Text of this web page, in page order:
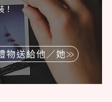
！
物送給他／她